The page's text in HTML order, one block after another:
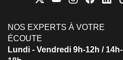
NOS EXPERTS À VOTRE
ÉCOUTE
Lundi - Vendredi 9h-12h / 14h-